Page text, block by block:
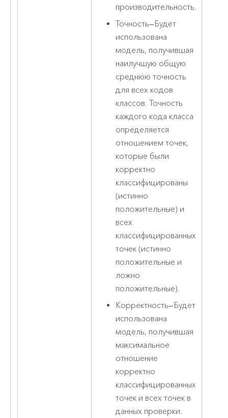
производительность.
Точность—Будет
использована
модель, получившая
наилучшую общую
среднюю точность
для всех кодов
классов. Точность
каждого кода класса
определяется
отношением точек,
которые были
корректно
классифицированы
(истинно
положительные) и
всех
классифицированных
точек (истинно
положительные и
ложно
положительные).
Корректность—Будет
использована
модель, получившая
максимальное
отношение
корректно
классифицированных
точек и всех точек в
данных проверки.